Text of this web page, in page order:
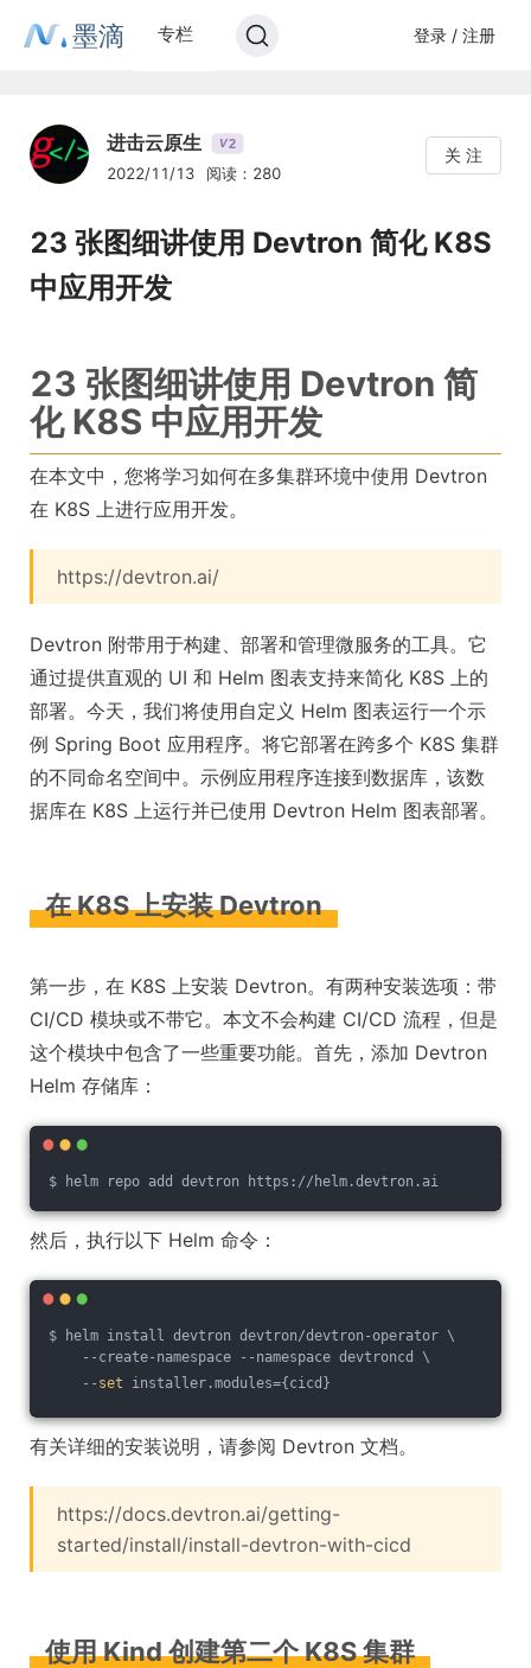
墨滴 专栏 登录 / 注册
进击云原生 V2
2022/11/13 阅读：280
关 注
23 张图细讲使用 Devtron 简化 K8S
中应用开发
23 张图细讲使用 Devtron 简
化 K8S 中应用开发
在本文中，您将学习如何在多集群环境中使用 Devtron
在 K8S 上进行应用开发。
https://devtron.ai/
Devtron 附带用于构建、部署和管理微服务的工具。它
通过提供直观的 UI 和 Helm 图表支持来简化 K8S 上的
部署。今天，我们将使用自定义 Helm 图表运行一个示
例 Spring Boot 应用程序。将它部署在跨多个 K8S 集群
的不同命名空间中。示例应用程序连接到数据库，该数
据库在 K8S 上运行并已使用 Devtron Helm 图表部署。
在 K8S 上安装 Devtron
第一步，在 K8S 上安装 Devtron。有两种安装选项：带
CI/CD 模块或不带它。本文不会构建 CI/CD 流程，但是
这个模块中包含了一些重要功能。首先，添加 Devtron
Helm 存储库：
$ helm repo add devtron https://helm.devtron.ai
然后，执行以下 Helm 命令：
$ helm install devtron devtron/devtron-operator \
--create-namespace --namespace devtroncd \
-- set installer.modules={cicd}
有关详细的安装说明，请参阅 Devtron 文档。
https://docs.devtron.ai/getting-
started/install/install-devtron-with-cicd
使用 Kind 创建第二个 K8S 集群